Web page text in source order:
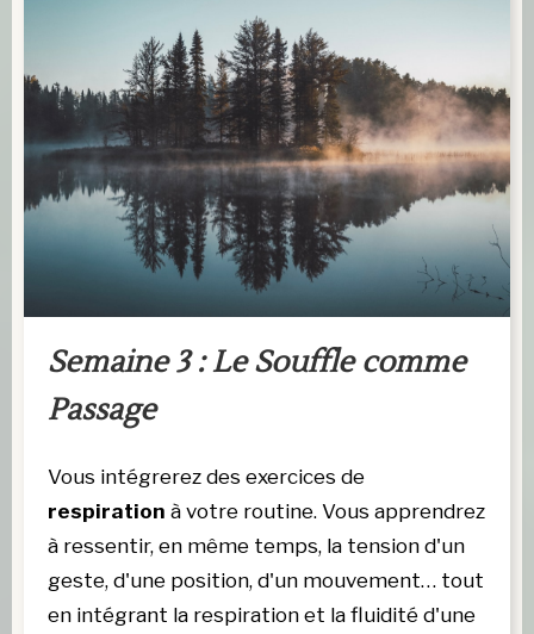
Semaine 3 : Le Souffle comme
Passage
respiration à votre routine. Vous apprendrez
à ressentir, en même temps, la tension d'un
geste, d'une position, d'un mouvement… tout
en intégrant la respiration et la fluidité d'une